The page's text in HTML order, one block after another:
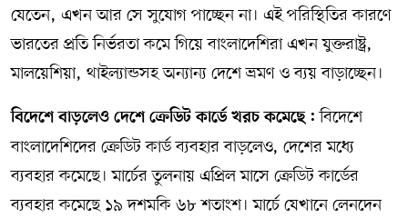
যেতেন, এখন আর সে সুযোগ পাচ্ছেন না। এই পরিস্থিতির কারণে
ভারতের প্রতি নির্ভরতা কমে গিয়ে বাংলাদেশিরা এখন যুক্তরাষ্ট্র,
মালয়েশিয়া, থাইল্যান্ডসহ অন্যান্য দেশে ভ্রমণ ও ব্যয় বাড়াচ্ছেন।
বিদেশে বাড়লেও দেশে ক্রেডিট কার্ডে খরচ কমেছে : বিদেশে
বাংলাদেশিদের ক্রেডিট কার্ড ব্যবহার বাড়লেও, দেশের মধ্যে
ব্যবহার কমেছে। মার্চের তুলনায় এপ্রিল মাসে ক্রেডিট কার্ডের
ব্যবহার কমেছে ১৯ দশমকি ৬৮ শতাংশ। মার্চে যেখানে লেনদেন